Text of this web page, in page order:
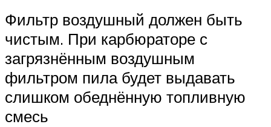
Фильтр воздушный должен быть
чистым. При карбюраторе с
загрязнённым воздушным
фильтром пила будет выдавать
слишком обеднённую топливную
смесь